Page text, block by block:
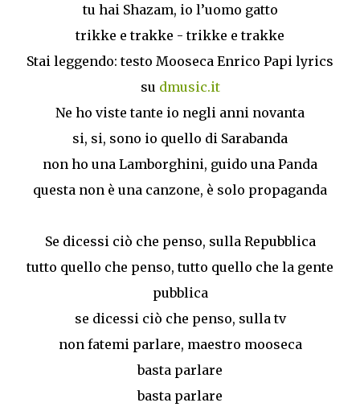
tu hai Shazam, io l’uomo gatto
trikke e trakke - trikke e trakke
Stai leggendo: testo Mooseca Enrico Papi lyrics
su dmusic.it
Ne ho viste tante io negli anni novanta
si, si, sono io quello di Sarabanda
non ho una Lamborghini, guido una Panda
questa non è una canzone, è solo propaganda
Se dicessi ciò che penso, sulla Repubblica
tutto quello che penso, tutto quello che la gente
pubblica
se dicessi ciò che penso, sulla tv
non fatemi parlare, maestro mooseca
basta parlare
basta parlare